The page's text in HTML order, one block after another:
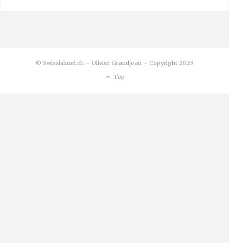
© Swissisland.ch – Olivier Grandjean – Copyright 2023
Top